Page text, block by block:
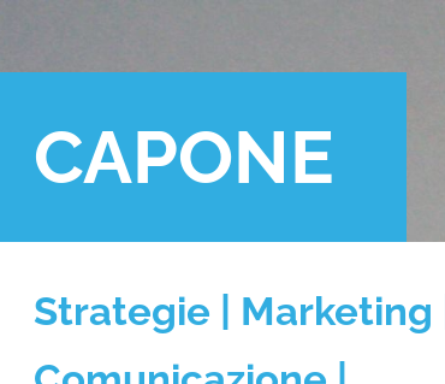
CAPONE
Strategie | Marketing |